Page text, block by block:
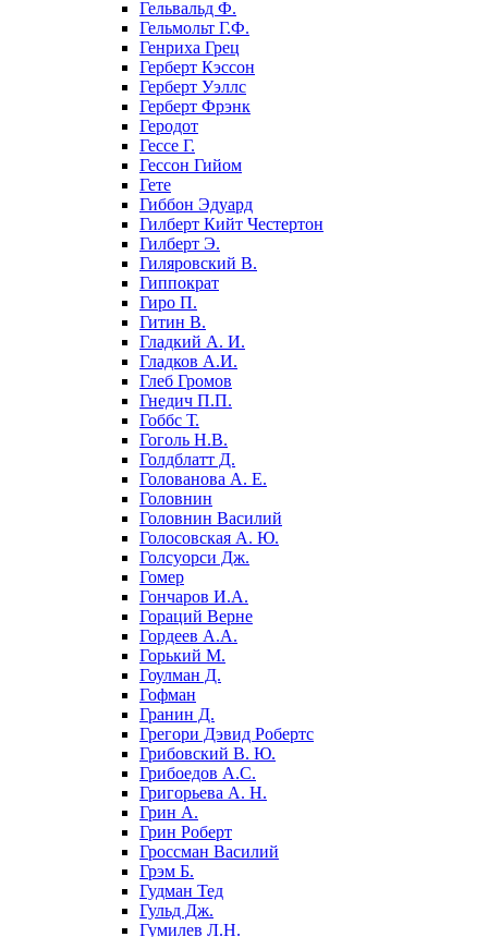
Гельвальд Ф.
Гельмольт Г.Ф.
Генриха Грец
Герберт Кэссон
Герберт Уэллс
Герберт Фрэнк
Геродот
Гессе Г.
Гессон Гийом
Гете
Гиббон Эдуард
Гилберт Кийт Честертон
Гилберт Э.
Гиляровский В.
Гиппократ
Гиро П.
Гитин В.
Гладкий А. И.
Гладков А.И.
Глеб Громов
Гнедич П.П.
Гоббс Т.
Гоголь Н.В.
Голдблатт Д.
Голованова А. Е.
Головнин
Головнин Василий
Голосовская А. Ю.
Голсуорси Дж.
Гомер
Гончаров И.А.
Гораций Верне
Гордеев А.А.
Горький М.
Гоулман Д.
Гофман
Гранин Д.
Грегори Дэвид Робертс
Грибовский В. Ю.
Грибоедов А.С.
Григорьева А. Н.
Грин А.
Грин Роберт
Гроссман Василий
Грэм Б.
Гудман Тед
Гульд Дж.
Гумилев Л.Н.